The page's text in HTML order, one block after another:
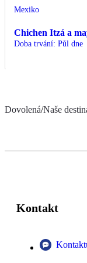
Mexiko
Chichen Itzá a
Doba trvání: Půl dne
Dovolená/Naše
Kontakt